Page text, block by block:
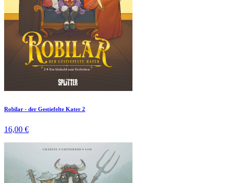
Robilar - der Gestiefelte Kater 2
16,00 €